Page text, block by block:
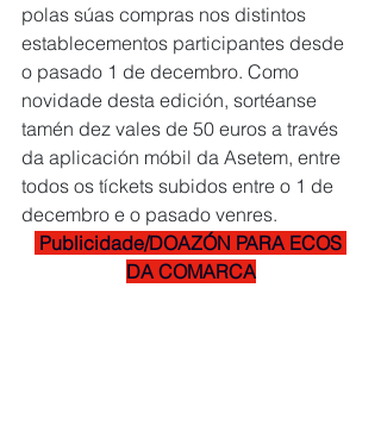
polas súas compras nos distintos
establecementos participantes desde
o pasado 1 de decembro. Como
novidade desta edición, sortéanse
tamén dez vales de 50 euros a través
da aplicación móbil da Asetem, entre
todos os tíckets subidos entre o 1 de
decembro e o pasado venres.
Publicidade/DOAZÓN PARA ECOS
DA COMARCA